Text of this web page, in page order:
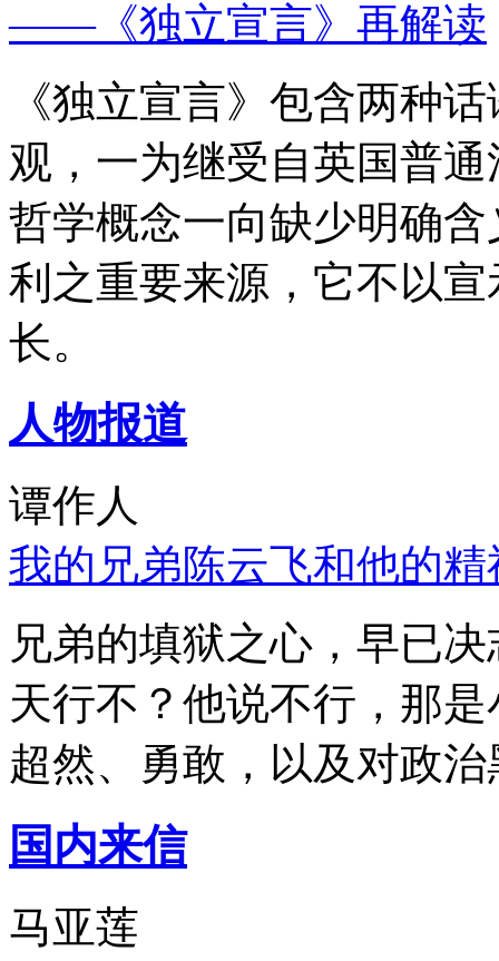
——《独立宣言》再解读
《独立宣言》包含两种
观，一为继受自英国普
哲学概念一向缺少明确
利之重要来源，它不以
长。
人物报道
谭作人
我的兄弟陈云飞和他的
兄弟的填狱之心，早已
天行不？他说不行，那
超然、勇敢，以及对政
国内来信
马亚莲